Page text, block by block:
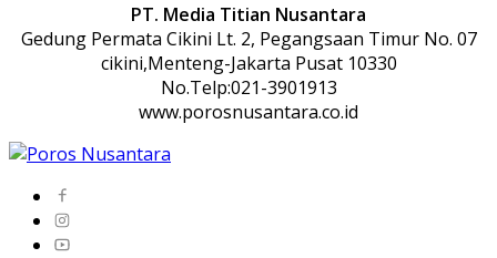
PT. Media Titian Nusantara
Gedung Permata Cikini Lt. 2, Pegangsaan Timur No. 07
cikini,Menteng-Jakarta Pusat 10330
No.Telp:021-3901913
www.porosnusantara.co.id